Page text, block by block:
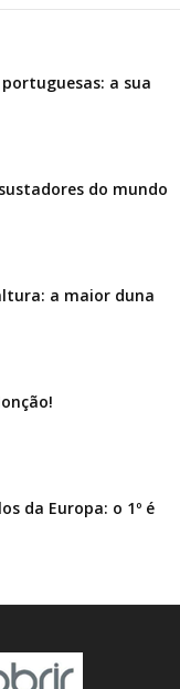
a sua
do mundo
a maior duna
da Europa: o 1º é